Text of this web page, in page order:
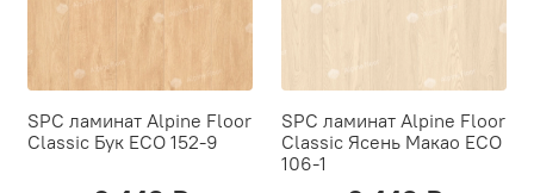
SPC ламинат Alpine Floor
Classic Бук ECO 152-9
SPC ламинат Alpine Floor
Classic Ясень Макао ЕСО
106-1